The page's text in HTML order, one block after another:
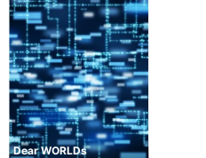
Dear WORLDs